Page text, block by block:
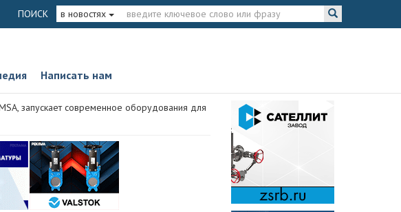
ПОИСК в новостях
Написать нам
запускает современное оборудования для